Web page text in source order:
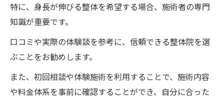
特に、身長が伸びる整体を希望する場合、施術者の専門
知識が重要です。
口コミや実際の体験談を参考に、信頼できる整体院を選
ぶことをお勧めします。
また、初回相談や体験施術を利用することで、施術内容
や料金体系を事前に確認することができ、自分に合った